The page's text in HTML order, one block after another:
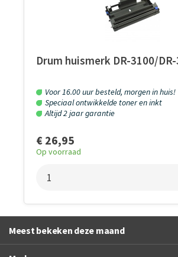
Drum huismerk DR-3100/
Voor 16.00 uur besteld, morgen in huis!
Speciaal ontwikkelde toner en inkt
Altijd 2 jaar garantie
€ 26,95
Op voorraad
Meest bekeken deze maand